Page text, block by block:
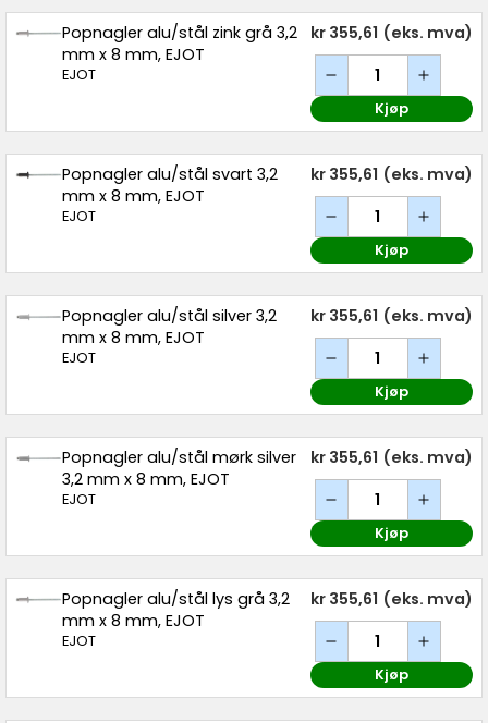
Popnagler alu/stål zink grå 3,2
mm x 8 mm, EJOT
EJOT
kr 355,61 (eks. mva)
Kjøp
Popnagler alu/stål svart 3,2
mm x 8 mm, EJOT
EJOT
kr 355,61 (eks. mva)
Kjøp
Popnagler alu/stål silver 3,2
mm x 8 mm, EJOT
EJOT
kr 355,61 (eks. mva)
Kjøp
Popnagler alu/stål mørk silver
3,2 mm x 8 mm, EJOT
EJOT
kr 355,61 (eks. mva)
Kjøp
Popnagler alu/stål lys grå 3,2
mm x 8 mm, EJOT
EJOT
kr 355,61 (eks. mva)
Kjøp